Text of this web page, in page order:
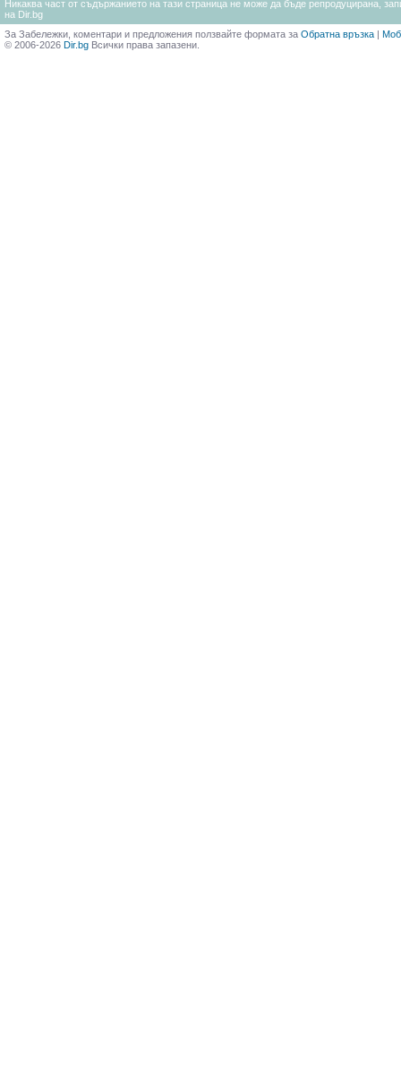
Никаква част от съдържанието на тази страница не може да бъде репродуцирана,
на Dir.bg
За Забележки, коментари и предложения ползвайте формата за Обратна връзка |
© 2006-2026 Dir.bg Всички права запазени.